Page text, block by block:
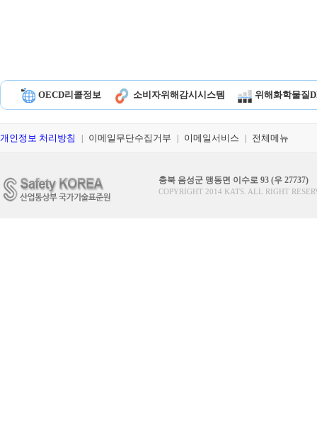
OECD리콜정보 소비자위해감시시스템 위해화학물질
개인정보 처리방침 이메일무단수집거부 이메일서비스 전체메뉴
충북 음성군 맹동면 이수로 93 (우 27737)
COPYRIGHT 2014 KATS. ALL RIGHT